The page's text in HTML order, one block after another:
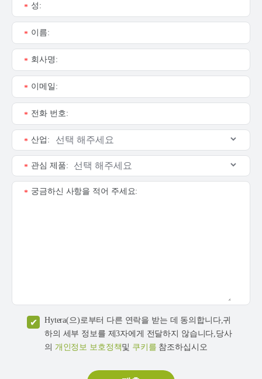
성:
*
이름:
*
회사명:
*
이메일:
*
전화 번호:
*
산업:
*
관심 제품:
*
궁금하신 사항을 적어 주세요:
*
Hytera(으)로부터 다른 연락을 받는 데 동의합니다,귀
하의 세부 정보를 제3자에게 전달하지 않습니다,당사
의 개인정보 보호정책및 쿠키를 참조하십시오